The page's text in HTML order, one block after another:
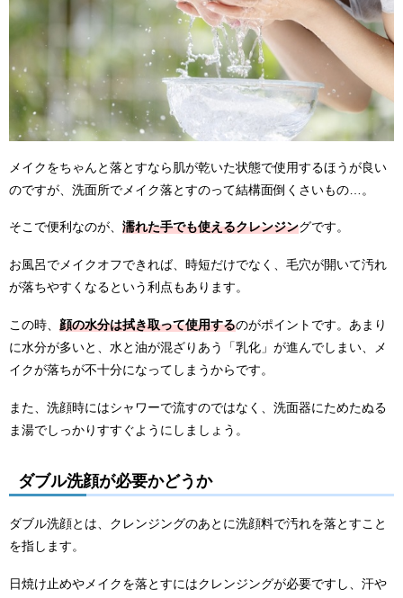
メイクをちゃんと落とすなら肌が乾いた状態で使用するほうが良い
のですが、洗面所でメイク落とすのって結構面倒くさいもの…。
そこで便利なのが、 濡れた手でも使えるクレンジングです。
お風呂でメイクオフできれば、時短だけでなく、毛穴が開いて汚れ
が落ちやすくなるという利点もあります。
この時、 顔の水分は拭き取って使用するのがポイントです。あまり
に水分が多いと、水と油が混ざりあう「乳化」が進んでしまい、メ
イクが落ちが不十分になってしまうからです。
また、洗顔時にはシャワーで流すのではなく、洗面器にためたぬる
ま湯でしっかりすすぐようにしましょう。
ダブル洗顔が必要かどうか
ダブル洗顔とは、クレンジングのあとに洗顔料で汚れを落とすこと
を指します。
日焼け止めやメイクを落とすにはクレンジングが必要ですし、汗や